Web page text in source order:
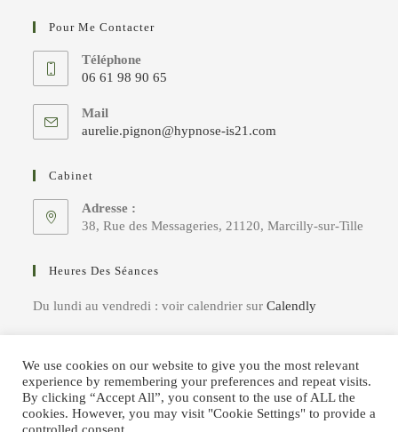
Pour Me Contacter
Téléphone
06 61 98 90 65
dans
Mail
aurelie.pignon@hypnose-is21.com
Cabinet
Adresse :
38, Rue des Messageries, 21120, Marcilly-sur-Tille
Heures Des Séances
Du lundi au vendredi : voir calendrier surCalendly
We use cookies on our website to give you the most relevant
experience by remembering your preferences and repeat visits.
By clicking “Accept All”, you consent to the use of ALL the
cookies. However, you may visit "Cookie Settings" to provide a